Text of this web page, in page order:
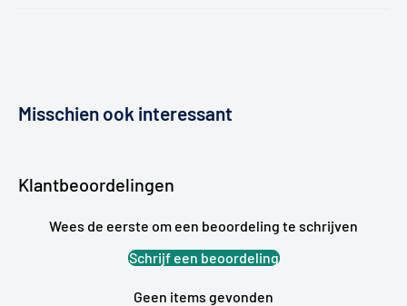
Misschien ook interessant
Klantbeoordelingen
Wees de eerste om een beoordeling te schrijven
Schrijf een beoordeling
Geen items gevonden